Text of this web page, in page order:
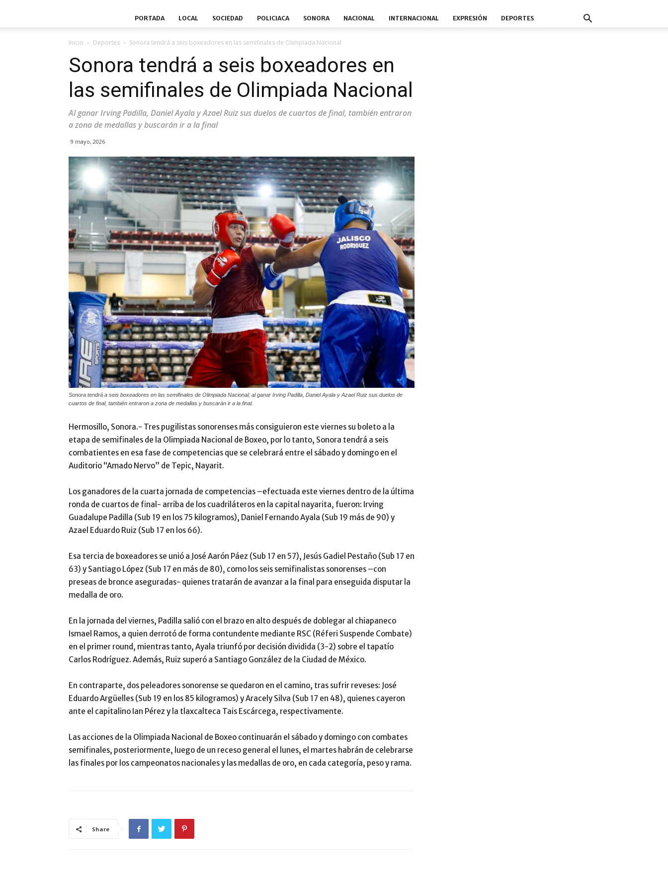
PORTADA LOCAL SOCIEDAD POLICIACA SONORA NACIONAL INTERNACIONAL EXPRESIÓN DEPORTES
Inicio Deportes Sonora tendrá a seis boxeadores en las semifinales de Olimpiada Nacional
Sonora tendrá a seis boxeadores en
las semifinales de Olimpiada Nacional
Al ganar Irving Padilla, Daniel Ayala y Azael Ruiz sus duelos de cuartos de final, también entraron
a zona de medallas y buscarán ir a la final
9 mayo, 2026
Sonora tendrá a seis boxeadores en las semifinales de Olimpiada Nacional; al ganar Irving Padilla, Daniel Ayala y Azael Ruiz sus duelos de
cuartos de final, también entraron a zona de medallas y buscarán ir a la final.
Hermosillo, Sonora.- Tres pugilistas sonorenses más consiguieron este viernes su boleto a la
etapa de semifinales de la Olimpiada Nacional de Boxeo, por lo tanto, Sonora tendrá a seis
combatientes en esa fase de competencias que se celebrará entre el sábado y domingo en el
Auditorio “Amado Nervo” de Tepic, Nayarit.
Los ganadores de la cuarta jornada de competencias –efectuada este viernes dentro de la última
ronda de cuartos de final- arriba de los cuadriláteros en la capital nayarita, fueron: Irving
Guadalupe Padilla (Sub 19 en los 75 kilogramos), Daniel Fernando Ayala (Sub 19 más de 90) y
Azael Eduardo Ruiz (Sub 17 en los 66).
Esa tercia de boxeadores se unió a José Aarón Páez (Sub 17 en 57), Jesús Gadiel Pestaño (Sub 17 en
63) y Santiago López (Sub 17 en más de 80), como los seis semifinalistas sonorenses –con
preseas de bronce aseguradas- quienes tratarán de avanzar a la final para enseguida disputar la
medalla de oro.
En la jornada del viernes, Padilla salió con el brazo en alto después de doblegar al chiapaneco
Ismael Ramos, a quien derrotó de forma contundente mediante RSC (Réferi Suspende Combate)
en el primer round, mientras tanto, Ayala triunfó por decisión dividida (3-2) sobre el tapatío
Carlos Rodríguez. Además, Ruiz superó a Santiago González de la Ciudad de México.
En contraparte, dos peleadores sonorense se quedaron en el camino, tras sufrir reveses: José
Eduardo Argüelles (Sub 19 en los 85 kilogramos) y Aracely Silva (Sub 17 en 48), quienes cayeron
ante el capitalino Ian Pérez y la tlaxcalteca Tais Escárcega, respectivamente.
Las acciones de la Olimpiada Nacional de Boxeo continuarán el sábado y domingo con combates
semifinales, posteriormente, luego de un receso general el lunes, el martes habrán de celebrarse
las finales por los campeonatos nacionales y las medallas de oro, en cada categoría, peso y rama.
Share